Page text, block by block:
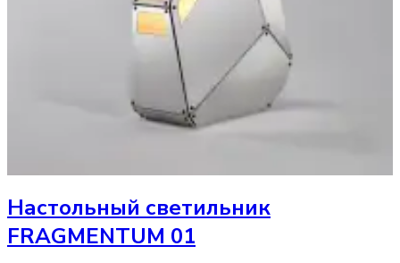
Настольный светильник
FRAGMENTUM 01